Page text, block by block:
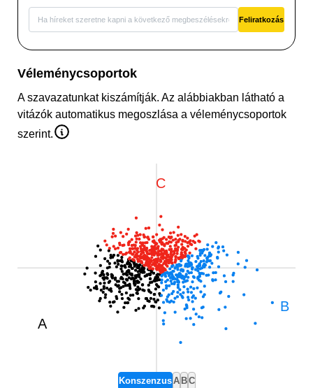
saját tapasztalataidból indulj ki.
Mivel a vita automatikus fordításra kerül, a
saját állításaidat nyugodtan hozzáadhatod az
anyanyelveden is.
DEMDIS-viták
folyamatáról
módszertanáról